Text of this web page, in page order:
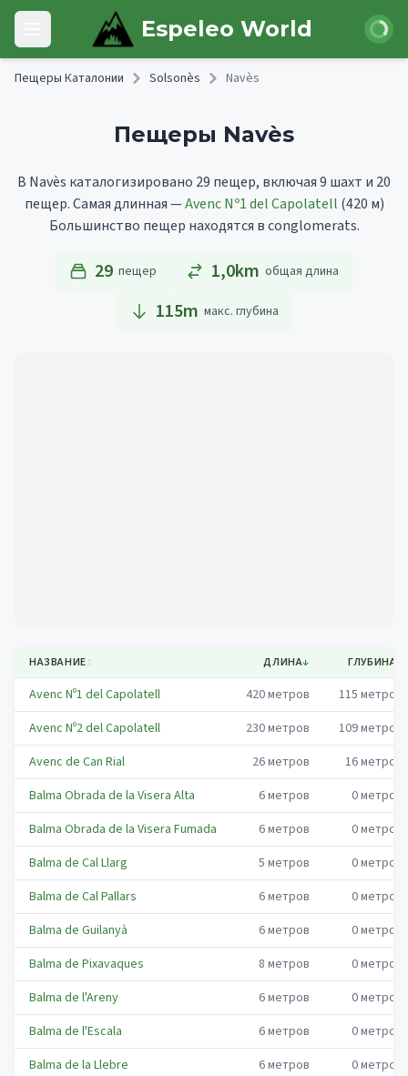
Skip to main content
Open main menu Espeleo World Войти
Пещеры Каталонии Solsonès Navès
Пещеры Navès
В Navès каталогизировано 29 пещер, включая 9 шахт и 20
пещер.Самая длинная —Avenc Nº1 del Capolatell (420 м)
Большинство пещер находятся в conglomerats.
29 пещер 1,0km общая длина
115m макс. глубина
НАЗВАНИЕ↕ ДЛИНА↓ ГЛУБИНА
Avenc Nº1 del Capolatell 420метров 115 метров
Avenc Nº2 del Capolatell
230метров 109метров
Avenc de Can Rial
26метров 16метров
Balma Obrada de la Visera Alta
6метров 0метров
Balma Obrada de la Visera Fumada
6метров 0метров
Balma de Cal Llarg
5 метров 0метров
Balma de Cal Pallars
6метров 0метров
Balma de Guilanyà
6метров 0метров
Balma de Pixavaques
8 метров 0метров
Balma de l'Areny
6метров 0метров
Balma de l'Escala
6метров 0метров
Balma de la Llebre
6метров 0метров